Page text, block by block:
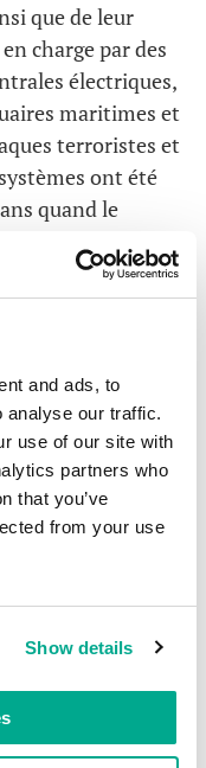
and ads, to
analyse our traffic.
use of our site with
partners who
that you’ve
from your use
Show details
que de leur
charge par des
électriques,
maritimes et
terroristes et
ont été
quand le
qu'on assiste à
de gros
car elles
MOTS:
LE
PDG DE